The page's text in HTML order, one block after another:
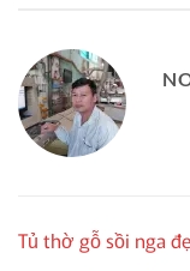
Tủ thờ gỗ sồi nga